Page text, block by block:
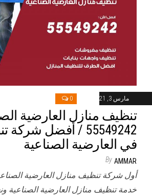
مارس 3, 2021 0
تنظيف منازل العارضية
55549242 / أفضل
في العارضية الصناعية
By AMMAR
أول شركة تنظيف منازل العارضية
خدمة تنظيف منازل العارضية الصناعية